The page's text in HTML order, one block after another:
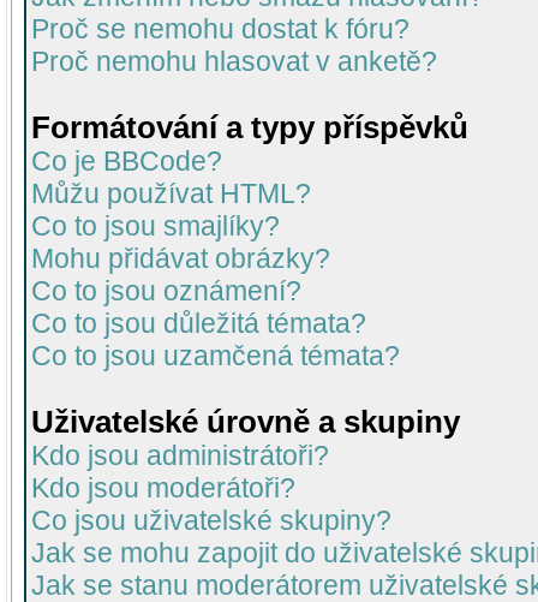
Proč se nemohu dostat k fóru?
Proč nemohu hlasovat v anketě?
Formátování a typy příspěvků
Co je BBCode?
Můžu používat HTML?
Co to jsou smajlíky?
Mohu přidávat obrázky?
Co to jsou oznámení?
Co to jsou důležitá témata?
Co to jsou uzamčená témata?
Uživatelské úrovně a skupiny
Kdo jsou administrátoři?
Kdo jsou moderátoři?
Co jsou uživatelské skupiny?
Jak se mohu zapojit do uživatelské
Jak se stanu moderátorem uživatelské